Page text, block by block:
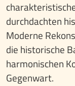
durchdachten
Moderne
die historische
harmonischen
Gegenwart.